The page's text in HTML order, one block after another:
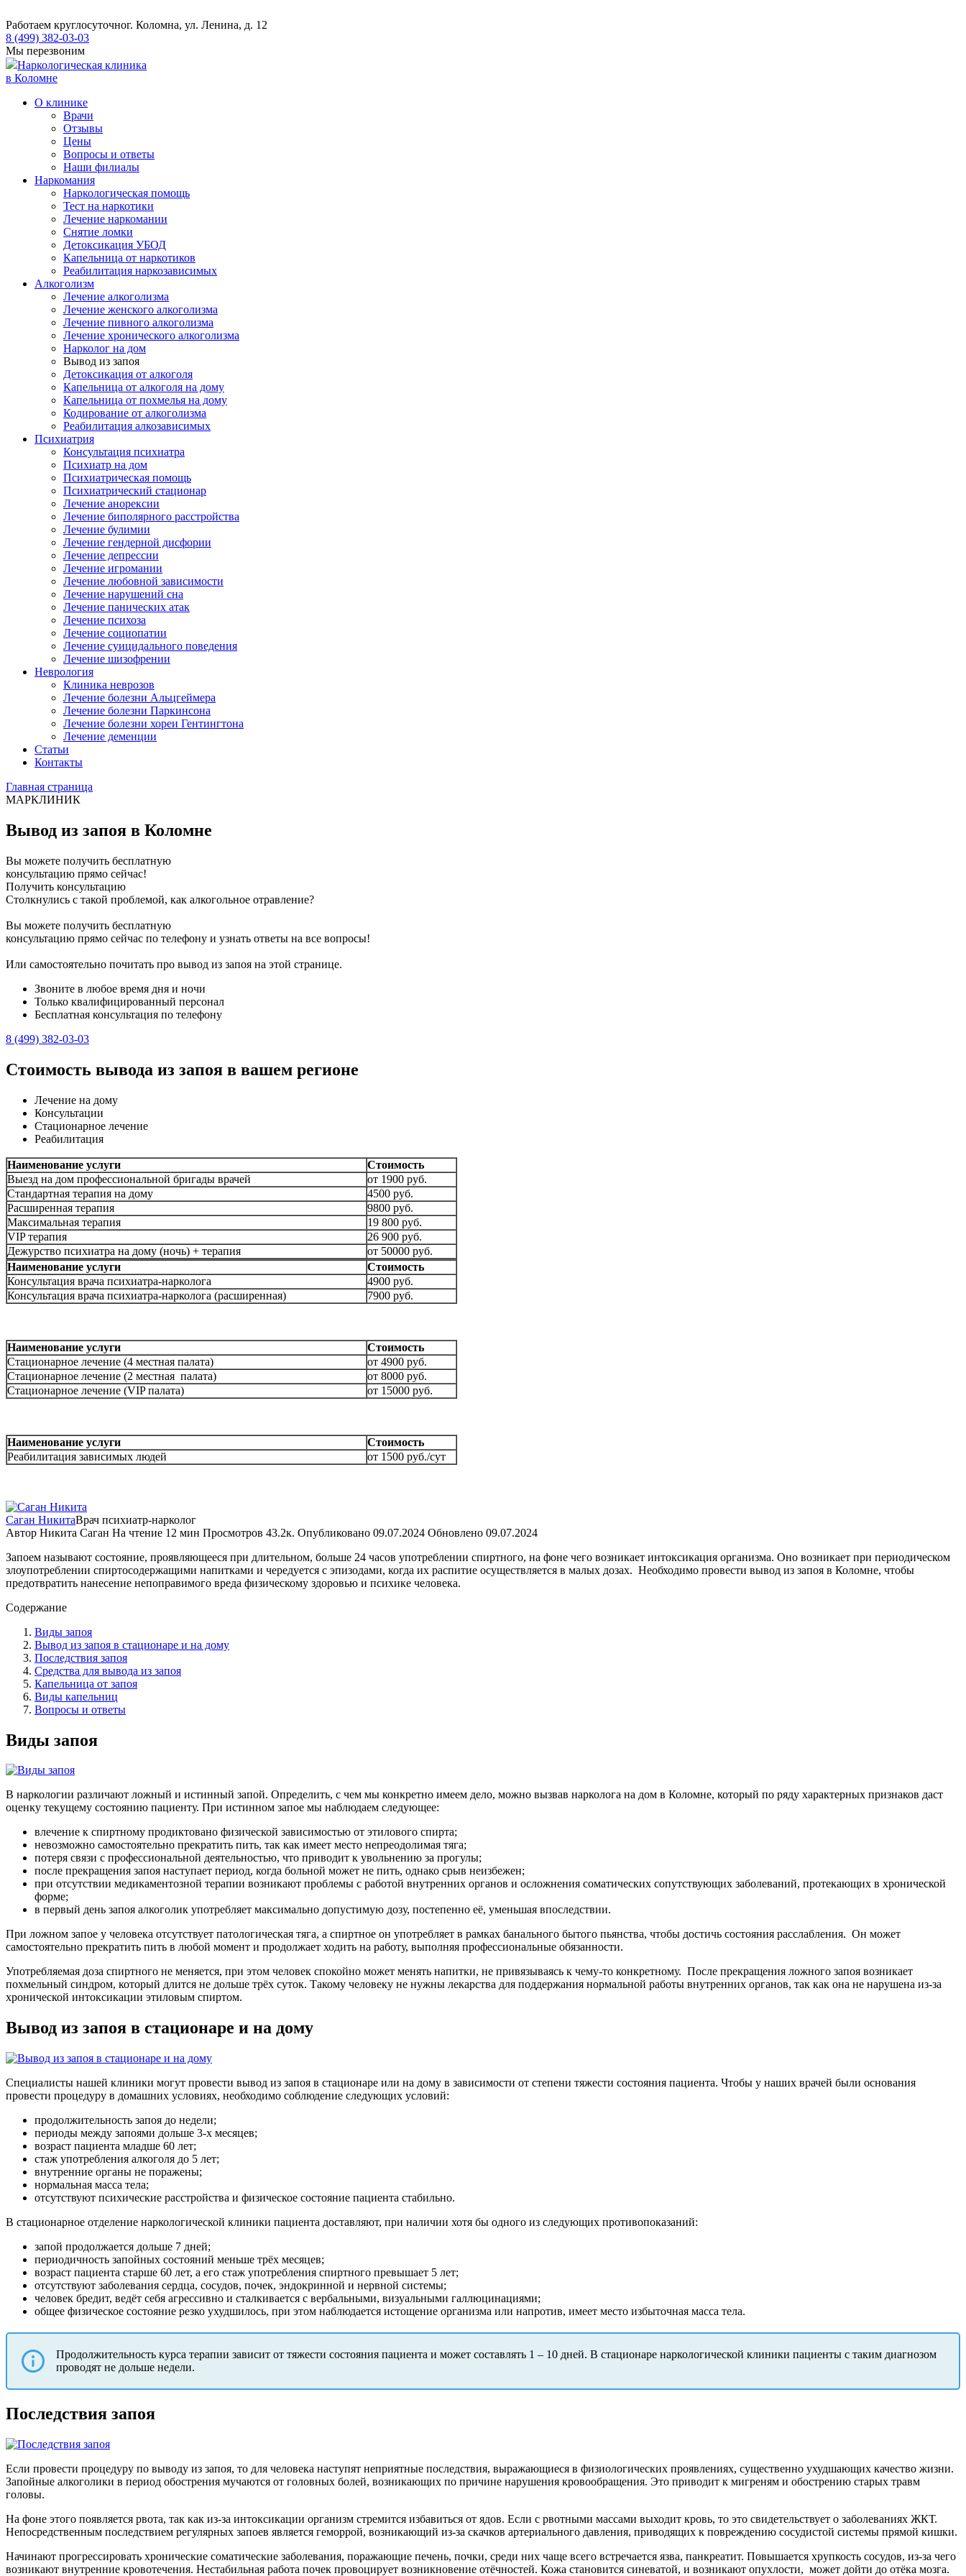
Работаем круглосуточног. Коломна, ул. Ленина, д. 12
8 (499) 382-03-03
Мы перезвоним
Наркологическая клиника
в Коломне
О клинике
Врачи
Отзывы
Цены
Вопросы и ответы
Наши филиалы
Наркомания
Наркологическая помощь
Тест на наркотики
Лечение наркомании
Снятие ломки
​​Детоксикация УБОД
Капельница от наркотиков
Реабилитация наркозависимых
Алкоголизм
Лечение алкоголизма
Лечение женского алкоголизма
Лечение пивного алкоголизма
Лечение хронического алкоголизма
Нарколог на дом
Вывод из запоя
Детоксикация от алкоголя
Капельница от алкоголя на дому
Капельница от похмелья на дому
Кодирование от алкоголизма
Реабилитация алкозависимых
Психиатрия
Консультация психиатра
Психиатр на дом
Психиатрическая помощь
Психиатрический стационар
Лечение анорексии
Лечение биполярного расстройства
Лечение булимии
Лечение гендерной дисфории
Лечение депрессии
Лечение игромании
Лечение любовной зависимости
Лечение нарушений сна
Лечение панических атак
Лечение психоза
Лечение социопатии
Лечение суицидального поведения
Лечение шизофрении
Неврология
Клиника неврозов
Лечение болезни Альцгеймера
Лечение болезни Паркинсона
Лечение болезни хореи Гентингтона
Лечение деменции
Статьи
Контакты
Главная страница
МАРКЛИНИК
Вывод из запоя в Коломне
Вы можете получить бесплатную
консультацию прямо сейчас!
Получить консультацию
Столкнулись с такой проблемой, как алкогольное отравление?
Вы можете получить бесплатную
консультацию прямо сейчас по телефону и узнать ответы на все вопросы!
Или самостоятельно почитать про вывод из запоя на этой странице.
Звоните в любое время дня и ночи
Только квалифицированный персонал
Бесплатная консультация по телефону
8 (499) 382-03-03
Стоимость вывода из запоя в вашем регионе
Лечение на дому
Консультации
Стационарное лечение
Реабилитация
Наименование услуги
Стоимость
Выезд на дом профессиональной бригады врачей
от 1900 руб.
Стандартная терапия на дому
4500 руб.
Расширенная терапия
9800 руб.
Максимальная терапия
19 800 руб.
VIP терапия
26 900 руб.
Дежурство психиатра на дому (ночь) + терапия
от 50000 руб.
Наименование услуги
Стоимость
Консультация врача психиатра-нарколога
4900 руб.
Консультация врача психиатра-нарколога (расширенная)
7900 руб.
Наименование услуги
Стоимость
Стационарное лечение (4 местная палата)
от 4900 руб.
Стационарное лечение (2 местная палата)
от 8000 руб.
Стационарное лечение (VIP палата)
от 15000 руб.
Наименование услуги
Стоимость
Реабилитация зависимых людей
от 1500 руб./сут
Саган НикитаВрач психиатр-нарколог
Автор Никита Саган На чтение 12 мин Просмотров 43.2к. Опубликовано 09.07.2024 Обновлено 09.07.2024
Запоем называют состояние, проявляющееся при длительном, больше 24 часов употреблении спиртного, на фоне чего возникает интоксикация организма. Оно возникает при периодическом
злоупотреблении спиртосодержащими напитками и чередуется с эпизодами, когда их распитие осуществляется в малых дозах. Необходимо провести вывод из запоя в Коломне, чтобы
предотвратить нанесение непоправимого вреда физическому здоровью и психике человека.
Содержание
Виды запоя
Вывод из запоя в стационаре и на дому
Последствия запоя
Средства для вывода из запоя
Капельница от запоя
Виды капельниц
Вопросы и ответы
Виды запоя
В наркологии различают ложный и истинный запой. Определить, с чем мы конкретно имеем дело, можно вызвав нарколога на дом в Коломне, который по ряду характерных признаков даст
оценку текущему состоянию пациенту. При истинном запое мы наблюдаем следующее:
влечение к спиртному продиктовано физической зависимостью от этилового спирта;
невозможно самостоятельно прекратить пить, так как имеет место непреодолимая тяга;
потеря связи с профессиональной деятельностью, что приводит к увольнению за прогулы;
после прекращения запоя наступает период, когда больной может не пить, однако срыв неизбежен;
при отсутствии медикаментозной терапии возникают проблемы с работой внутренних органов и осложнения соматических сопутствующих заболеваний, протекающих в хронической
форме;
в первый день запоя алкоголик употребляет максимально допустимую дозу, постепенно её, уменьшая впоследствии.
При ложном запое у человека отсутствует патологическая тяга, а спиртное он употребляет в рамках банального бытого пьянства, чтобы достичь состояния расслабления. Он может
самостоятельно прекратить пить в любой момент и продолжает ходить на работу, выполняя профессиональные обязанности.
Употребляемая доза спиртного не меняется, при этом человек спокойно может менять напитки, не привязываясь к чему-то конкретному. После прекращения ложного запоя возникает
похмельный синдром, который длится не дольше трёх суток. Такому человеку не нужны лекарства для поддержания нормальной работы внутренних органов, так как она не нарушена из-за
хронической интоксикации этиловым спиртом.
Вывод из запоя в стационаре и на дому
Специалисты нашей клиники могут провести вывод из запоя в стационаре или на дому в зависимости от степени тяжести состояния пациента. Чтобы у наших врачей были основания
провести процедуру в домашних условиях, необходимо соблюдение следующих условий:
продолжительность запоя до недели;
периоды между запоями дольше 3-х месяцев;
возраст пациента младше 60 лет;
стаж употребления алкоголя до 5 лет;
внутренние органы не поражены;
нормальная масса тела;
отсутствуют психические расстройства и физическое состояние пациента стабильно.
В стационарное отделение наркологической клиники пациента доставляют, при наличии хотя бы одного из следующих противопоказаний:
запой продолжается дольше 7 дней;
периодичность запойных состояний меньше трёх месяцев;
возраст пациента старше 60 лет, а его стаж употребления спиртного превышает 5 лет;
отсутствуют заболевания сердца, сосудов, почек, эндокринной и нервной системы;
человек бредит, ведёт себя агрессивно и сталкивается с вербальными, визуальными галлюцинациями;
общее физическое состояние резко ухудшилось, при этом наблюдается истощение организма или напротив, имеет место избыточная масса тела.
Продолжительность курса терапии зависит от тяжести состояния пациента и может составлять 1 – 10 дней. В стационаре наркологической клиники пациенты с таким диагнозом
проводят не дольше недели.
Последствия запоя
Если провести процедуру по выводу из запоя, то для человека наступят неприятные последствия, выражающиеся в физиологических проявлениях, существенно ухудшающих качество жизни.
Запойные алкоголики в период обострения мучаются от головных болей, возникающих по причине нарушения кровообращения. Это приводит к мигреням и обострению старых травм
головы.
На фоне этого появляется рвота, так как из-за интоксикации организм стремится избавиться от ядов. Если с рвотными массами выходит кровь, то это свидетельствует о заболеваниях ЖКТ.
Непосредственным последствием регулярных запоев является геморрой, возникающий из-за скачков артериального давления, приводящих к повреждению сосудистой системы прямой кишки.
Начинают прогрессировать хронические соматические заболевания, поражающие печень, почки, среди них чаще всего встречается язва, панкреатит. Повышается хрупкость сосудов, из-за чего
возникают внутренние кровотечения. Нестабильная работа почек провоцирует возникновение отёчностей. Кожа становится синеватой, и возникают опухлости, может дойти до отёка мозга.